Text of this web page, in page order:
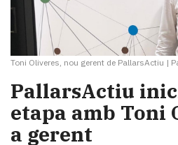
Toni Oliveres, nou gerent de PallarsActiu |
PallarsActiu
etapa amb Toni
a gerent